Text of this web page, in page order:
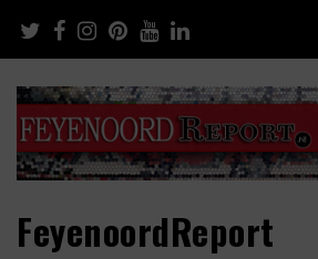
content
FeyenoordReport